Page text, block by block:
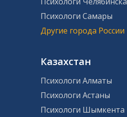
Психологи Самары
Другие города России
Казахстан
Психологи Алматы
Психологи Астаны
Психологи Шымкента